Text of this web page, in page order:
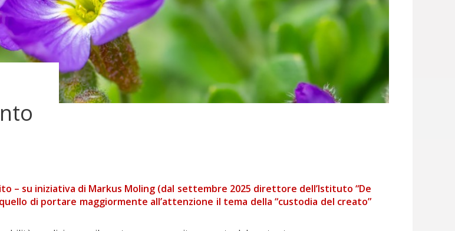
– su iniziativa di Markus Moling (dal settembre 2025 direttore dell’Istituto “De
di portare maggiormente all’attenzione il tema della “custodia del creato”